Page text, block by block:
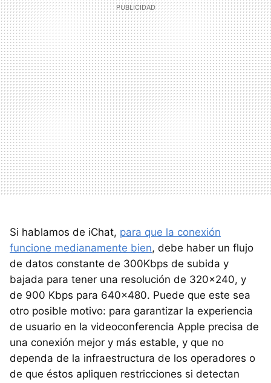
Si hablamos de iChat, para que la conexión
funcione medianamente bien, debe haber un flujo
de datos constante de 300Kbps de subida y
bajada para tener una resolución de 320×240, y
de 900 Kbps para 640×480. Puede que este sea
otro posible motivo: para garantizar la experiencia
de usuario en la videoconferencia Apple precisa de
una conexión mejor y más estable, y que no
dependa de la infraestructura de los operadores o
de que éstos apliquen restricciones si detectan